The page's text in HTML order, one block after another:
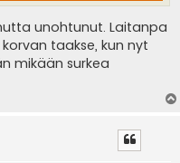
unohtunut. Laitanpa
taakse, kun nyt
mikään surkea